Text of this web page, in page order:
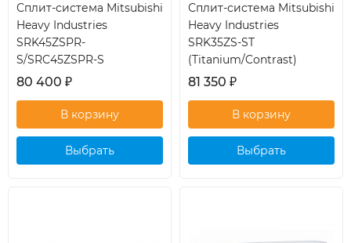
Сплит-система Mitsubishi
Heavy Industries
SRK45ZSPR-
S/SRC45ZSPR-S
80 400 ₽
Выбрать
Сплит-система Mitsubishi
Heavy Industries
SRK35ZS-ST
(Titanium/Contrast)
81 350 ₽
Выбрать